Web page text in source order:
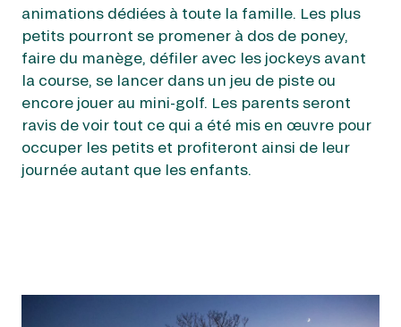
animations dédiées à toute la famille. Les plus
petits pourront se promener à dos de poney,
faire du manège, défiler avec les jockeys avant
la course, se lancer dans un jeu de piste ou
encore jouer au mini-golf. Les parents seront
ravis de voir tout ce qui a été mis en œuvre pour
occuper les petits et profiteront ainsi de leur
journée autant que les enfants.